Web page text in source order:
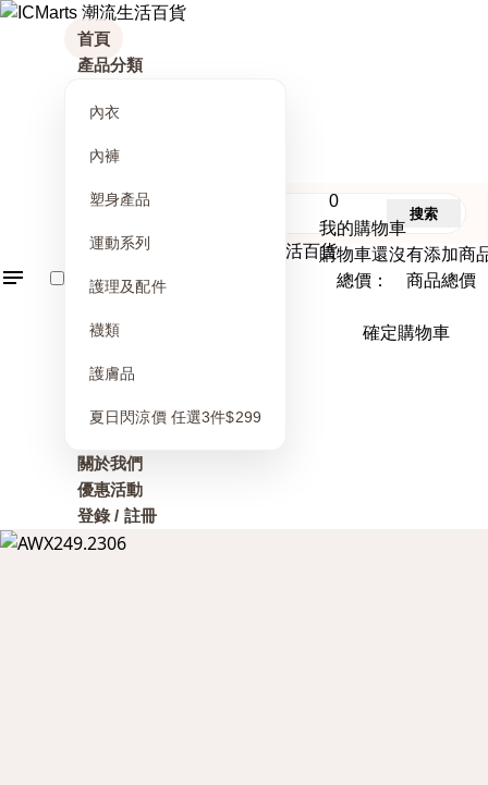
首頁
產品分類
內衣
內褲
塑身產品
運動系列
護理及配件
襪類
護膚品
夏日閃涼價 任選3件$299
關於我們
優惠活動
登錄 / 註冊
0
我的購物車
購物車還沒有添加商
總價： 商品總價
確定購物車
搜索